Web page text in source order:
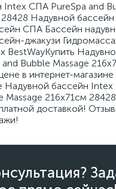
Intex СПА PureSpa and
28428 Надувной
СПА Бассейн
джакузи
BestWayКупить
Bubble Massage
в интернет-магазине
Надувной бассейн
Massage 216x71см
доставкой!